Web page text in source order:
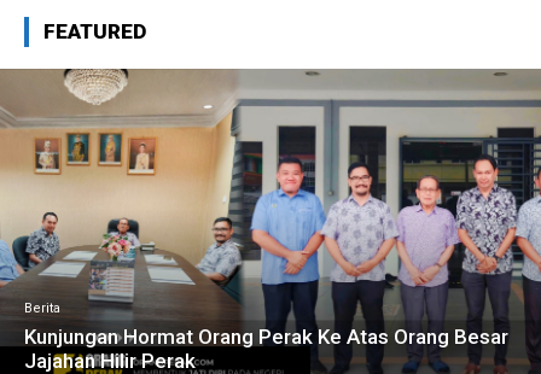
FEATURED
Berita
Kunjungan Hormat Orang Perak Ke Atas Orang Besar
Jajahan Hilir Perak